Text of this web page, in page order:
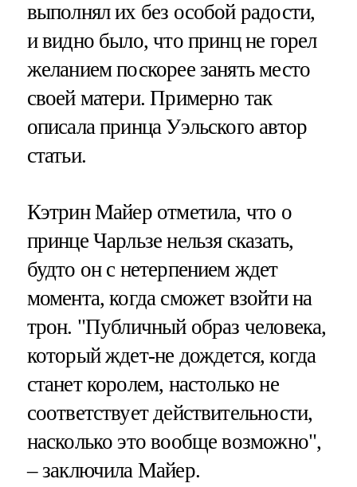
выполнял их без особой радости,
и видно было, что принц не горел
желанием поскорее занять место
своей матери. Примерно так
описала принца Уэльского автор
статьи.
Кэтрин Майер отметила, что о
принце Чарльзе нельзя сказать,
будто он с нетерпением ждет
момента, когда сможет взойти на
трон. "Публичный образ человека,
который ждет-не дождется, когда
станет королем, настолько не
соответствует действительности,
насколько это вообще возможно",
– заключила Майер.